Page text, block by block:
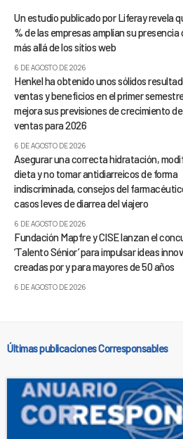
Un estudio publicado por Liferay revela
% de las empresas amplían su presencia
más allá de los sitios web
6 DE AGOSTO DE 2026
Henkel ha obtenido unos sólidos
ventas y beneficios en el primer
mejora sus previsiones de crecimiento
ventas para 2026
6 DE AGOSTO DE 2026
Asegurar una correcta hidratación,
dieta y no tomar antidiarreicos de forma
indiscriminada, consejos del
casos leves de diarrea del viajero
6 DE AGOSTO DE 2026
Fundación Mapfre y CISE lanzan el
‘Talento Sénior’ para impulsar ideas
creadas por y para mayores de 50 años
6 DE AGOSTO DE 2026
Últimas publicaciones Corresponsables